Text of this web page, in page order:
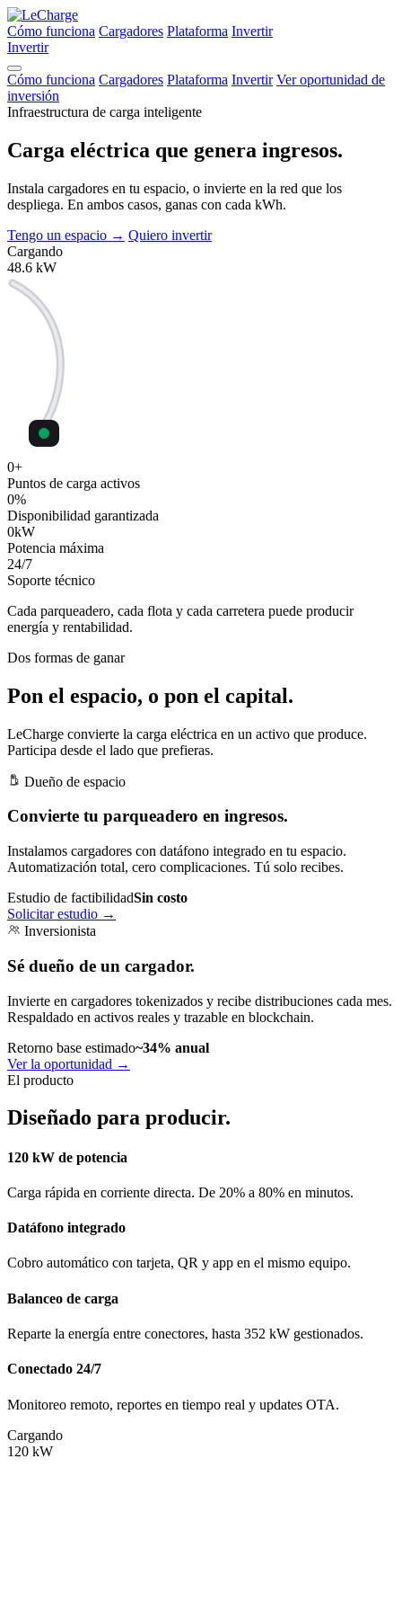
Cómo funciona Cargadores Plataforma Invertir
Invertir
Cómo funciona Cargadores Plataforma Invertir Ver oportunidad de
inversión
Infraestructura de carga inteligente
Carga eléctrica que genera ingresos.
Instala cargadores en tu espacio, o invierte en la red que los
despliega. En ambos casos, ganas con cada kWh.
Tengo un espacio → Quiero invertir
Cargando
48.6 kW
0+
Puntos de carga activos
0%
Disponibilidad garantizada
0kW
Potencia máxima
24/7
Soporte técnico
Cada parqueadero, cada flota y cada carretera puede producir
energía y rentabilidad.
Dos formas de ganar
Pon el espacio, o pon el capital.
LeCharge convierte la carga eléctrica en un activo que produce.
Participa desde el lado que prefieras.
Dueño de espacio
Convierte tu parqueadero en ingresos.
Instalamos cargadores con datáfono integrado en tu espacio.
Automatización total, cero complicaciones. Tú solo recibes.
Estudio de factibilidadSin costo
Solicitar estudio →
Inversionista
Sé dueño de un cargador.
Invierte en cargadores tokenizados y recibe distribuciones cada mes.
Respaldado en activos reales y trazable en blockchain.
Retorno base estimado~34% anual
Ver la oportunidad →
El producto
Diseñado para producir.
120 kW de potencia
Carga rápida en corriente directa. De 20% a 80% en minutos.
Datáfono integrado
Cobro automático con tarjeta, QR y app en el mismo equipo.
Balanceo de carga
Reparte la energía entre conectores, hasta 352 kW gestionados.
Conectado 24/7
Monitoreo remoto, reportes en tiempo real y updates OTA.
Cargando
120 kW